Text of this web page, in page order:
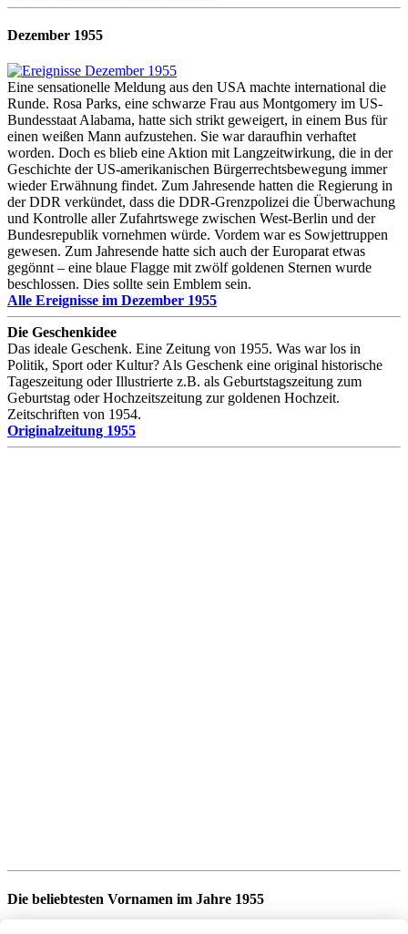
Dezember 1955
Eine sensationelle Meldung aus den USA machte international die
Runde. Rosa Parks, eine schwarze Frau aus Montgomery im US-
Bundesstaat Alabama, hatte sich strikt geweigert, in einem Bus für
einen weißen Mann aufzustehen. Sie war daraufhin verhaftet
worden. Doch es blieb eine Aktion mit Langzeitwirkung, die in der
Geschichte der US-amerikanischen Bürgerrechtsbewegung immer
wieder Erwähnung findet. Zum Jahresende hatten die Regierung in
der DDR verkündet, dass die DDR-Grenzpolizei die Überwachung
und Kontrolle aller Zufahrtswege zwischen West-Berlin und der
Bundesrepublik vornehmen würde. Vordem war es Sowjettruppen
gewesen. Zum Jahresende hatte sich auch der Europarat etwas
gegönnt – eine blaue Flagge mit zwölf goldenen Sternen wurde
beschlossen. Dies sollte sein Emblem sein.
Alle Ereignisse im Dezember 1955
Die Geschenkidee
Das ideale Geschenk. Eine Zeitung von 1955. Was war los in
Politik, Sport oder Kultur? Als Geschenk eine original historische
Tageszeitung oder Illustrierte z.B. als Geburtstagszeitung zum
Geburtstag oder Hochzeitszeitung zur goldenen Hochzeit.
Zeitschriften von 1954.
Originalzeitung 1955
Die beliebtesten Vornamen im Jahre 1955